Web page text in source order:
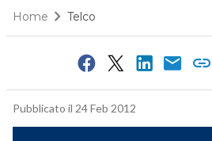
Home Telco
Pubblicato il 24 Feb 2012